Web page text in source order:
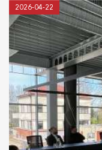
2026-04-22